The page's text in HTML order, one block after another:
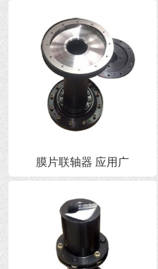
膜片联轴器 应用广